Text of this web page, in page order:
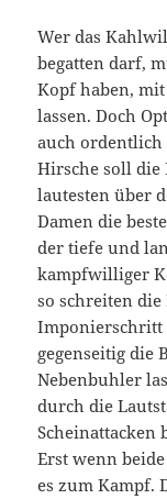
Wer das
begatten darf,
Kopf haben,
lassen. Doch
auch ordentlich
Hirsche soll
lautesten über
Damen die
der tiefe und
kampfwilliger
so schreiten
Imponierschritt
gegenseitig die
Nebenbuhler
durch die
Scheinattacken
Erst wenn
es zum Kampf.